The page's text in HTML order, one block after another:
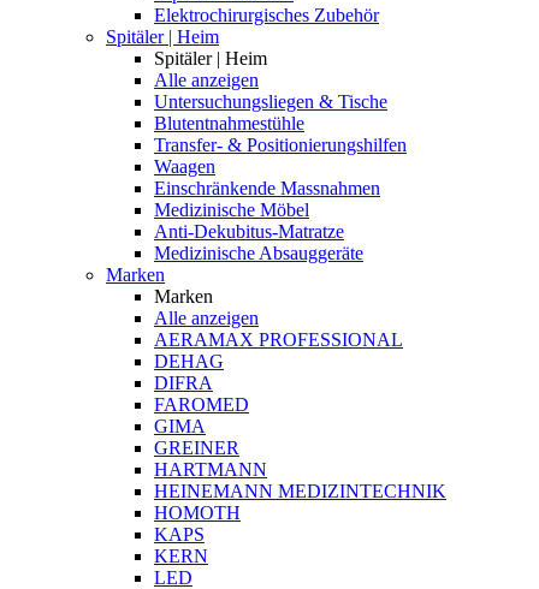
Elektrochirurgisches Zubehör
Spitäler | Heim
Spitäler | Heim
Alle anzeigen
Untersuchungsliegen & Tische
Blutentnahmestühle
Transfer- & Positionierungshilfen
Waagen
Einschränkende Massnahmen
Medizinische Möbel
Anti-Dekubitus-Matratze
Medizinische Absauggeräte
Marken
Marken
Alle anzeigen
AERAMAX PROFESSIONAL
DEHAG
DIFRA
FAROMED
GIMA
GREINER
HARTMANN
HEINEMANN MEDIZINTECHNIK
HOMOTH
KAPS
KERN
LED